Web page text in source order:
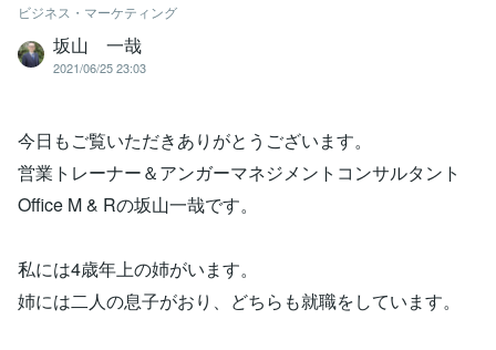
ビジネス・マーケティング
坂山 一哉
2021/06/25 23:03
今日もご覧いただきありがとうございます。
営業トレーナー＆アンガーマネジメントコンサルタント
Office M & Rの坂山一哉です。
私には4歳年上の姉がいます。
姉には二人の息子がおり、どちらも就職をしています。